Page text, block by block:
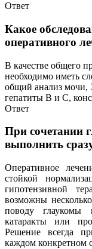
Ответ
Какое
оперативного
В качестве общего
необходимо иметь
общий анализ мочи,
гепатиты В и С,
Ответ
При сочетании
выполнить
Оперативное
стойкой
гипотензивной
возможны
поводу глаукомы
катаракты или
Решение всегда
каждом конкретном